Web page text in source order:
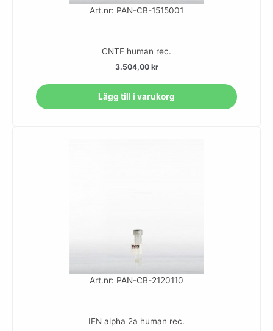
Art.nr: PAN-CB-1515001
CNTF human rec.
3.504,00 kr
Lägg till i varukorg
Art.nr: PAN-CB-2120110
IFN alpha 2a human rec.